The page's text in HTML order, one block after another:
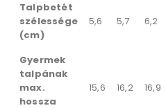
Talpbetét
szélessége
(cm)
5,6 5,7 6,2
Gyermek
talpának
max.
hossza
15,6 16,2 16,9